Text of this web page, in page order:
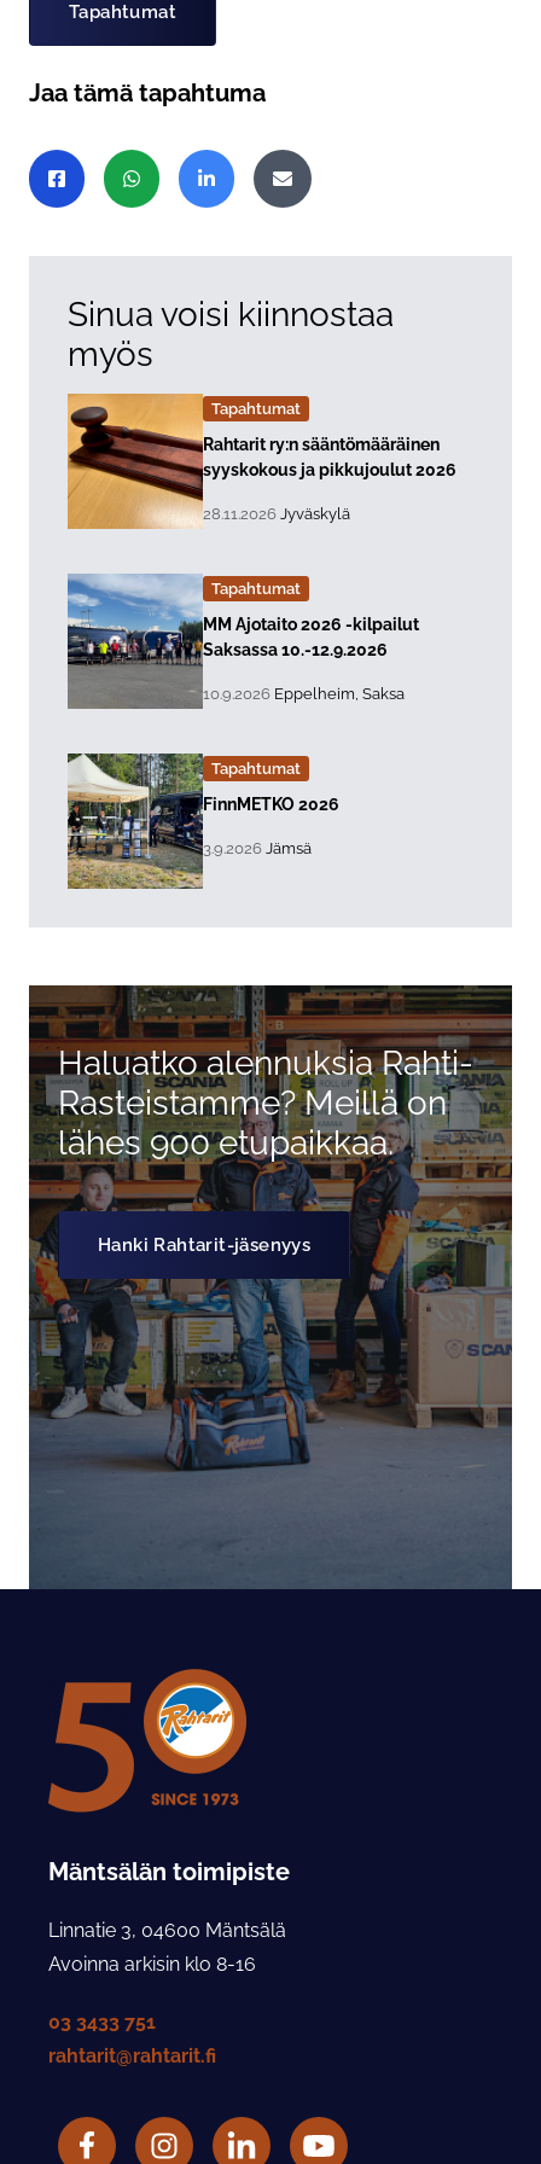
Tapahtumat
Jaa tämä tapahtuma
Jaa sivu
Jaa Facebookissa
Jaa WhatsAppissa
Jaa LinkedInissäJaa sähköpostitse
Sinua voisi kiinnostaa
myös
Tapahtumat
Lue lisää about event "
Rahtarit ry:n sääntömääräinen
syyskokous ja pikkujoulut 2026
, Tapahtuman päiväys:
28.11.2026 Sijainti:
Jyväskylä
Tapahtumat
Lue lisää about event "
MM Ajotaito 2026 -kilpailut
Saksassa 10.-12.9.2026
, Tapahtuman päiväys:
10.9.2026 Sijainti:
Eppelheim, Saksa
Tapahtumat
Lue lisää about event "
FinnMETKO 2026
, Tapahtuman päiväys:
3.9.2026 Sijainti:
Jämsä
Haluatko alennuksia Rahti-
Rasteistamme? Meillä on
lähes 900 etupaikkaa.
Hanki Rahtarit-jäsenyys
Mäntsälän toimipiste
Linnatie 3, 04600 Mäntsälä
Avoinna arkisin klo 8-16
03 3433 751
rahtarit@rahtarit.fi
FacebookRahtarit ry Instagram-tili
LinkedIn Rahtarit ry YouTube-tili